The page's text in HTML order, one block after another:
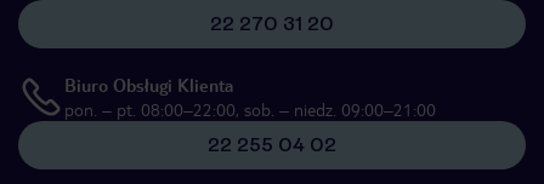
22 270 31 20
Biuro Obsługi Klienta
pon. – pt. 08:00–22:00, sob. – niedz. 09:00–21:00
22 255 04 02